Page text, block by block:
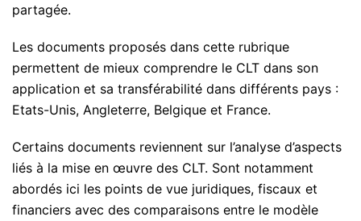
partagée.
Les documents proposés dans cette rubrique
permettent de mieux comprendre le CLT dans son
application et sa transférabilité dans différents pays :
Etats-Unis, Angleterre, Belgique et France.
Certains documents reviennent sur l’analyse d’aspects
liés à la mise en œuvre des CLT. Sont notamment
abordés ici les points de vue juridiques, fiscaux et
financiers avec des comparaisons entre le modèle